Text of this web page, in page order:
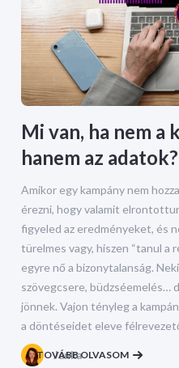
Mi van, ha nem a
hanem az adatok?
Amikor egy kampány nem
érezni, hogy valamit
figyeled az eredményeket, és
türelmes vagy, hiszen “tanul a
egyre nő a bizonytalanság.
szövegcsere, büdzséemelés…
jönnek. Vajon tényleg a
a döntéseidet eleve
Janka
TOVÁBB OLVASOM